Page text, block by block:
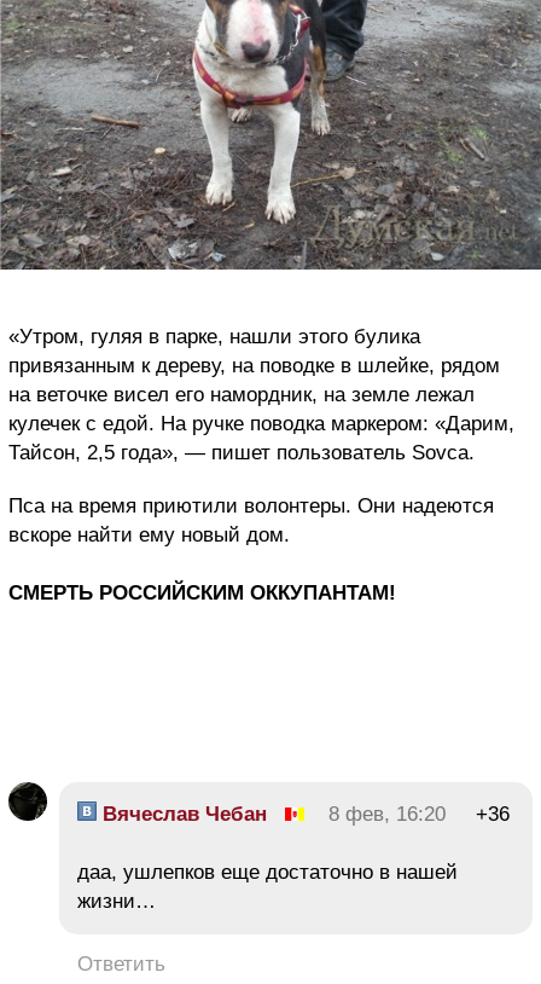
«Утром, гуляя в парке, нашли этого булика
привязанным к дереву, на поводке в шлейке, рядом
на веточке висел его намордник, на земле лежал
кулечек с едой. На ручке поводка маркером: «Дарим,
Тайсон, 2,5 года», — пишет пользователь Sovca.
Пса на время приютили волонтеры. Они надеются
вскоре найти ему новый дом.
СМЕРТЬ РОССИЙСКИМ ОККУПАНТАМ!
Вячеслав Чебан 8 фев, 16:20 +36
даа, ушлепков еще достаточно в нашей
жизни…
Ответить